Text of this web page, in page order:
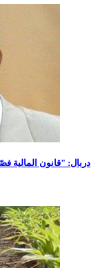
دربال: "قانون المالية